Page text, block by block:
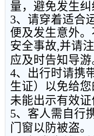
量，避免发生纠
3、请穿着适合
便及发生意外
安全事故,并请
应及时告知导游
4、出行时请携
生证）以免给
未能出示有效
5、客人需自行
门窗以防被盗。